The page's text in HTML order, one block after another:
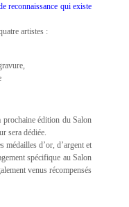
reconnaissance qui existe
artistes :
édition du Salon
sera dédiée.
médailles d’or, d’argent et
spécifique au Salon
venus récompensés